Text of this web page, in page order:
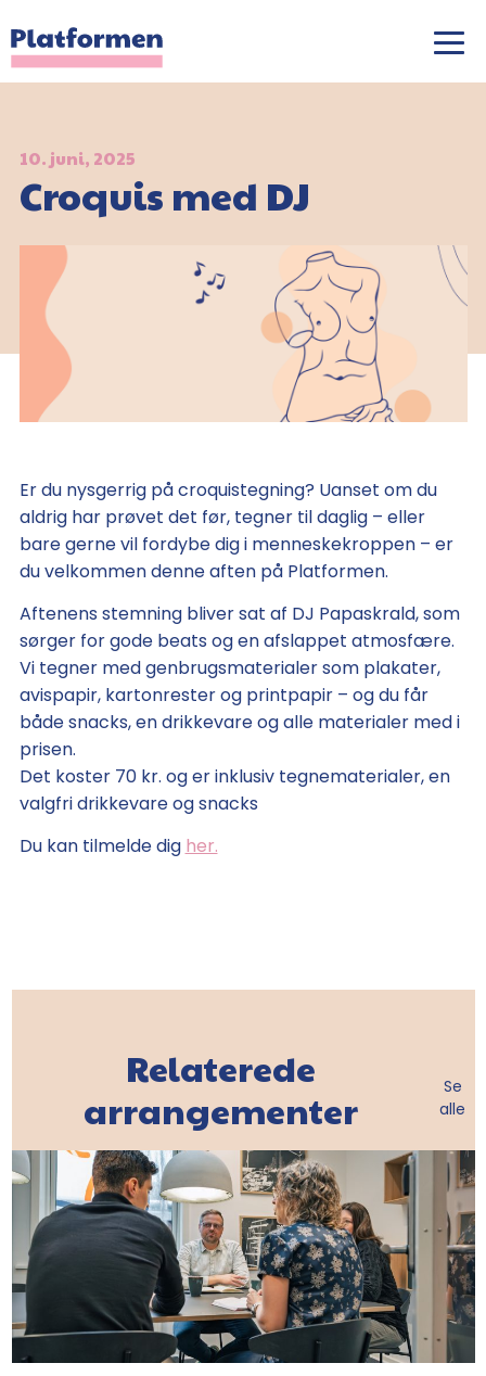
10. juni, 2025
Croquis med DJ
Er du nysgerrig på croquistegning? Uanset om du
aldrig har prøvet det før, tegner til daglig – eller
bare gerne vil fordybe dig i menneskekroppen – er
du velkommen denne aften på Platformen.
Aftenens stemning bliver sat af DJ Papaskrald, som
sørger for gode beats og en afslappet atmosfære.
Vi tegner med genbrugsmaterialer som plakater,
avispapir, kartonrester og printpapir – og du får
både snacks, en drikkevare og alle materialer med i
prisen.
Det koster 70 kr. og er inklusiv tegnematerialer, en
valgfri drikkevare og snacks
Du kan tilmelde dig her.
Relaterede
arrangementer
Se
alle